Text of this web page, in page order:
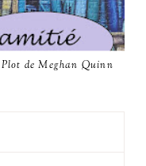
de Meghan Quinn